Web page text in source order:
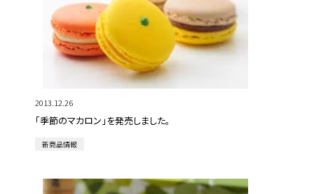
2013.12.26
「季節のマカロン」を発売しました。
新商品情報